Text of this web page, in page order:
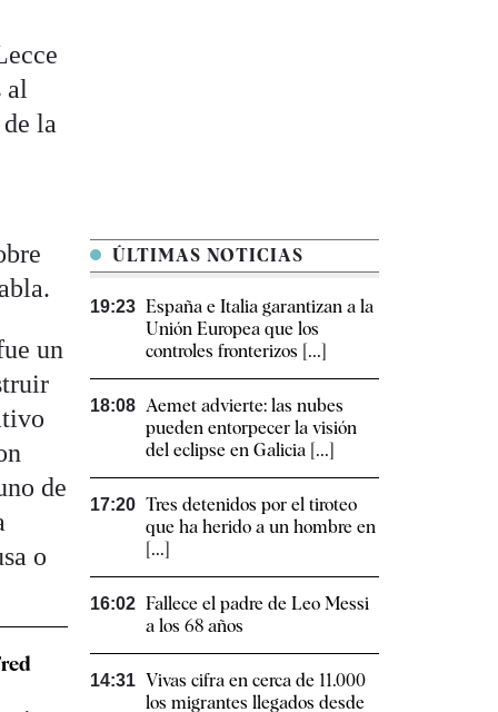
la
un
de
o
ÚLTIMAS NOTICIAS
19:23 España e Italia garantizan a la
Unión Europea que los
controles fronterizos [...]
18:08 Aemet advierte: las nubes
pueden entorpecer la visión
del eclipse en Galicia [...]
17:20 Tres detenidos por el tiroteo
que ha herido a un hombre en
[...]
16:02 Fallece el padre de Leo Messi
a los 68 años
14:31 Vivas cifra en cerca de 11.000
los migrantes llegados desde